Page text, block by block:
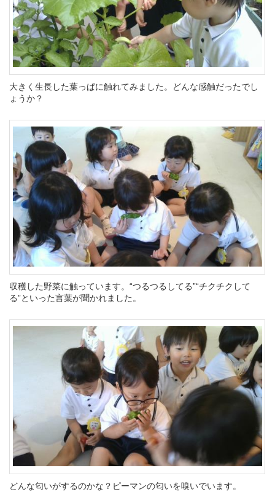
大きく生長した葉っぱに触れてみました。どんな感触だったでし
ょうか？
収穫した野菜に触っています。“つるつるしてる”“チクチクして
る”といった言葉が聞かれました。
どんな匂いがするのかな？ピーマンの匂いを嗅いでいます。